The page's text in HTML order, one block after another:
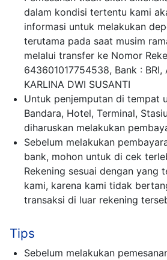
dalam kondisi tertentu kami
informasi untuk melakukan
terutama pada saat musim
melalui transfer ke Nomor
643601017754538, Bank : BRI,
KARLINA DWI SUSANTI
Untuk penjemputan di tempat
Bandara, Hotel, Terminal,
diharuskan melakukan
Sebelum melakukan
bank, mohon untuk di cek
Rekening sesuai dengan yang
kami, karena kami tidak
transaksi di luar rekening
Tips
Sebelum melakukan